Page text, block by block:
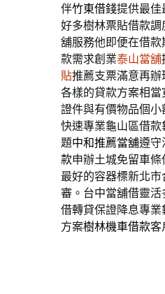
伴竹東借錢提供最佳
好多樹林票貼借款
舖服務他即便在借款
款需求創業泰山當舖
貼推薦支票滿意再
各樣的貸款方案相
證件與有價物品個
快速專業龜山區借款
題中和推薦當舖遵守
款申辦土城免留車
最好的容器標新北
審。台中當舖借靈
借轉貸保證降息專業
方案樹林機車借款客